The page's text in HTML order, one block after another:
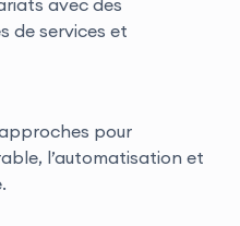
avec des
de services et
pour
l’automatisation et